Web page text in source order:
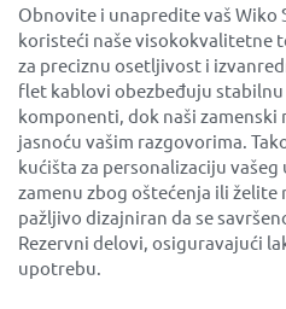
Obnovite i unapredite vaš Wiko
koristeći naše visokokvalitetne
za preciznu osetljivost i
flet kablovi obezbeđuju
komponenti, dok naši
jasnoću vašim razgovorima.
kućišta za personalizaciju
zamenu zbog oštećenja ili želite
pažljivo dizajniran da se
Rezervni delovi, osiguravajući
upotrebu.